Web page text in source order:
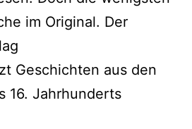
im Original. Der
Geschichten aus den
16. Jahrhunderts